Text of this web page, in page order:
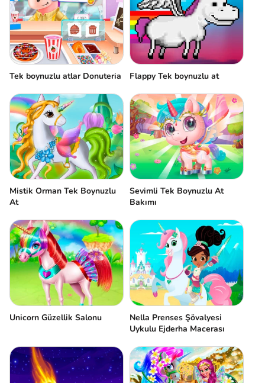
Tek boynuzlu atlar Donuteria Flappy Tek boynuzlu at
Mistik Orman Tek Boynuzlu
At
Sevimli Tek Boynuzlu At
Bakımı
Unicorn Güzellik Salonu
Nella Prenses Şövalyesi
Uykulu Ejderha Macerası